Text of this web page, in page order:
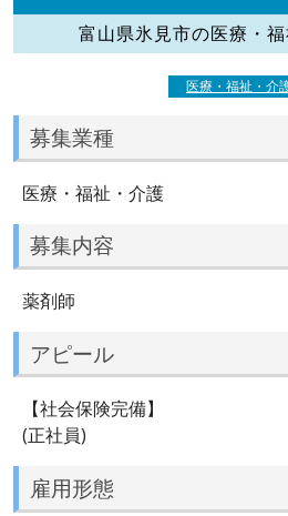
富山県氷見市の医療・
医療・福祉・介
募集業種
医療・福祉・介護
募集内容
薬剤師
アピール
【社会保険完備】
(正社員)
雇用形態